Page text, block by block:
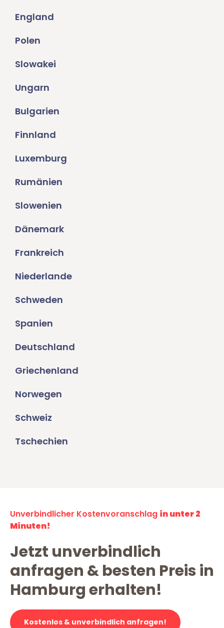
England
Polen
Slowakei
Ungarn
Bulgarien
Finnland
Luxemburg
Rumänien
Slowenien
Dänemark
Frankreich
Niederlande
Schweden
Spanien
Deutschland
Griechenland
Norwegen
Schweiz
Tschechien
Unverbindlicher Kostenvoranschlag in unter 2
Minuten!
Jetzt unverbindlich
anfragen & besten Preis in
Hamburg erhalten!
Kostenlos & unverbindlich anfragen!